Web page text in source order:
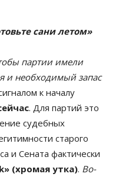
сани летом»
партии имели
и необходимый запас
к началу
. Для партий это
судебных
старого
и Сената фактически
(хромая утка). Во-